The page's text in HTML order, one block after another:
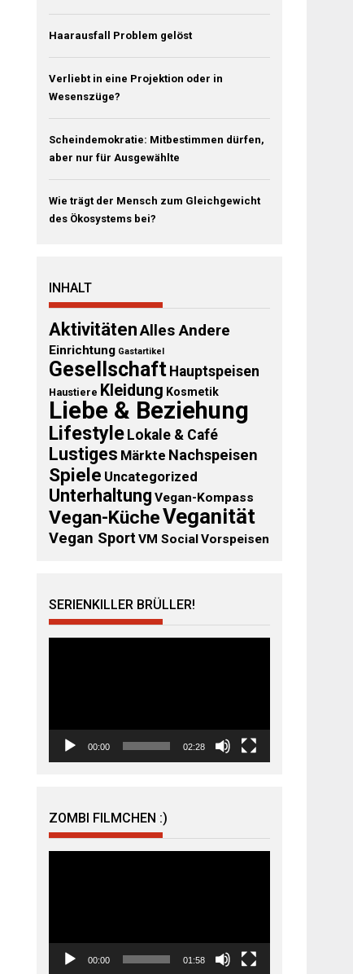
Haarausfall Problem gelöst
Verliebt in eine Projektion oder in
Wesenszüge?
Scheindemokratie: Mitbestimmen dürfen,
aber nur für Ausgewählte
Wie trägt der Mensch zum Gleichgewicht
des Ökosystems bei?
INHALT
AktivitätenAlles Andere
Einrichtung Gastartikel
Gesellschaft Hauptspeisen
Haustiere Kleidung Kosmetik
Liebe & Beziehung
Lifestyle Lokale & Café
Lustiges Märkte Nachspeisen
Spiele Uncategorized
Unterhaltung Vegan-Kompass
Vegan-KücheVeganität
Vegan SportVM SocialVorspeisen
SERIENKILLER BRÜLLER!
00:00 02:28
ZOMBI FILMCHEN :)
00:00 01:58